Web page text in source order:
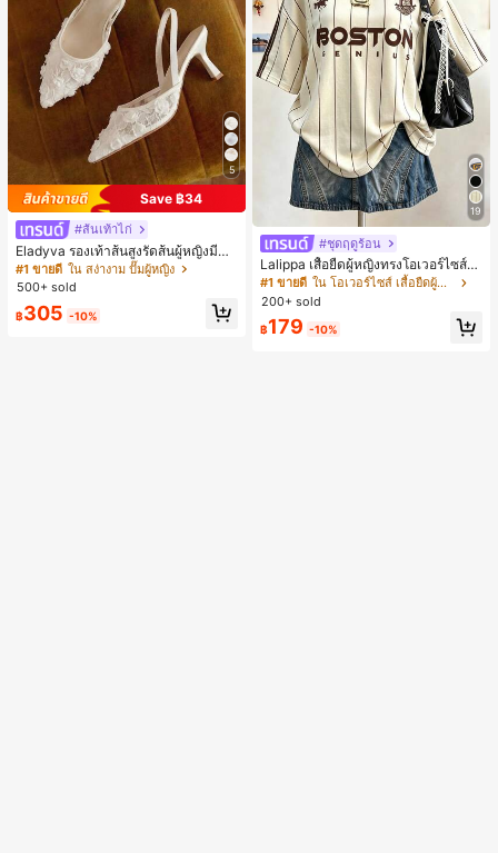
5
Save ฿34
#ส้นเท้าไก่
Eladyva รองเท้าส้นสูงรัดส้นผู้หญิงมีดอ
กไม้ประดับตาข่ายเสริมและสามารถสว
มได้สองแบบ ส้นสูง 7 ซม. รูปแบบโรมัน
#1 ขายดี ใน สง่างาม ปั๊มผู้หญิง
500+ sold
฿305 -10%
19
#ชุดฤดูร้อน
Lalippa เสื้อยืดผู้หญิงทรงโอเวอร์ไซส์ค
วามยาวกลาง คอกลม ไหล่ตก ลายพิมพ์
ตัวอักษรและลายทางแนวตั้ง สไตล์แฟชั่
นมินิมอล ของขวัญให้เพื่อน
#1 ขายดี
ใน โอเวอร์ไซส์ เสื้อยืดผู้หญิง
200+ sold
฿179 -10%